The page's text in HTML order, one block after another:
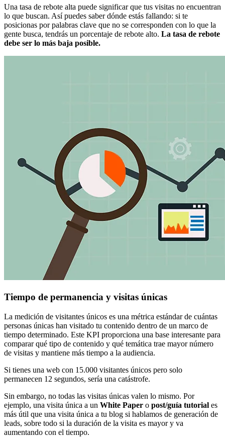
Una tasa de rebote alta puede significar que tus visitas no encuentran
lo que buscan. Así puedes saber dónde estás fallando: si te
posicionas por palabras clave que no se corresponden con lo que la
gente busca, tendrás un porcentaje de rebote alto. La tasa de rebote
debe ser lo más baja posible.
Tiempo de permanencia y visitas únicas
La medición de visitantes únicos es una métrica estándar de cuántas
personas únicas han visitado tu contenido dentro de un marco de
tiempo determinado. Este KPI proporciona una base interesante para
comparar qué tipo de contenido y qué temática trae mayor número
de visitas y mantiene más tiempo a la audiencia.
Si tienes una web con 15.000 visitantes únicos pero solo
permanecen 12 segundos, sería una catástrofe.
Sin embargo, no todas las visitas únicas valen lo mismo. Por
ejemplo, una visita única a un White Paper o post/guía tutorial es
más útil que una visita única a tu blog si hablamos de generación de
leads, sobre todo si la duración de la visita es mayor y va
aumentando con el tiempo.